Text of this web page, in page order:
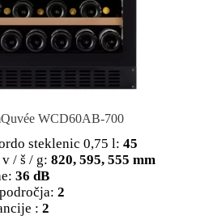
WCD60AB-700
steklenic 0,75 l: 45
/ š / g: 820, 595, 555 mm
36 dB
2
: 2